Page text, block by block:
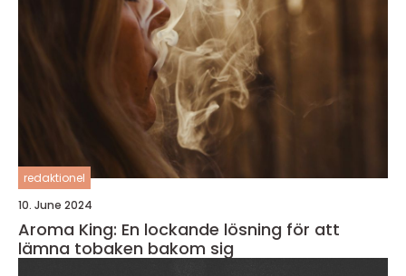
redaktionel
10. June 2024
Aroma King: En lockande lösning för att
lämna tobaken bakom sig